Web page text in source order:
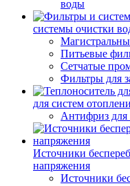
воды
системы очистки
Питьевые
Сетчатые
Фильтры для
для систем
Антифриз для
Источники
напряжения
Источники